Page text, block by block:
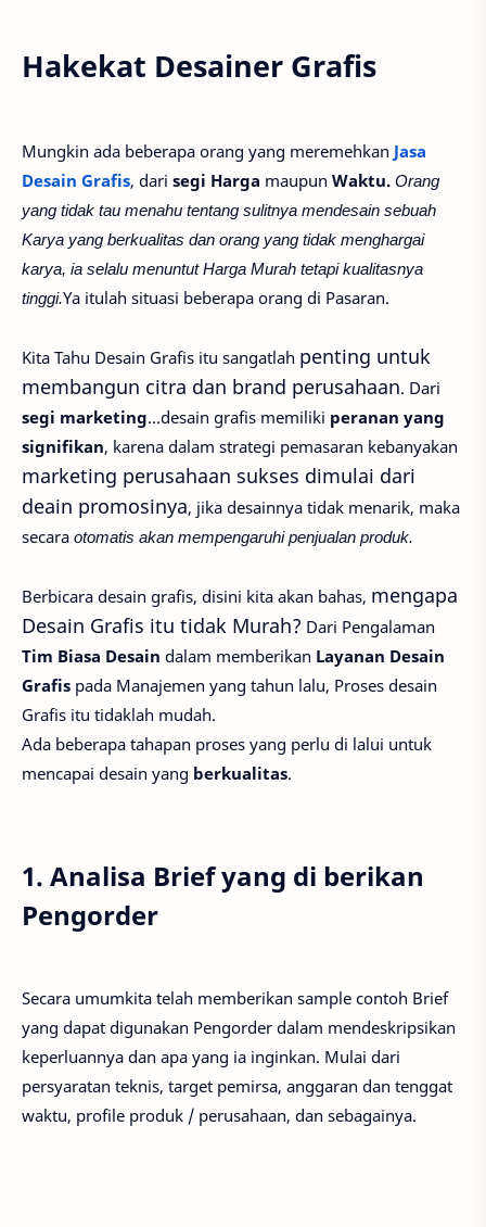
Hakekat Desainer Grafis
Mungkin ada beberapa orang yang meremehkan Jasa
Desain Grafis, dari segi Harga maupun Waktu. Orang
yang tidak tau menahu tentang sulitnya mendesain sebuah
Karya yang berkualitas dan orang yang tidak menghargai
karya, ia selalu menuntut Harga Murah tetapi kualitasnya
tinggi.Ya itulah situasi beberapa orang di Pasaran.
Kita Tahu Desain Grafis itu sangatlah penting untuk
membangun citra dan brand perusahaan. Dari
segi marketing...desain grafis memiliki peranan yang
signifikan, karena dalam strategi pemasaran kebanyakan
marketing perusahaan sukses dimulai dari
deain promosinya, jika desainnya tidak menarik, maka
secara otomatis akan mempengaruhi penjualan produk.
Berbicara desain grafis, disini kita akan bahas, mengapa
Desain Grafis itu tidak Murah? Dari Pengalaman
Tim Biasa Desain dalam memberikan Layanan Desain
Grafis pada Manajemen yang tahun lalu, Proses desain
Grafis itu tidaklah mudah.
Ada beberapa tahapan proses yang perlu di lalui untuk
mencapai desain yang berkualitas.
1. Analisa Brief yang di berikan
Pengorder
Secara umumkita telah memberikan sample contoh Brief
yang dapat digunakan Pengorder dalam mendeskripsikan
keperluannya dan apa yang ia inginkan. Mulai dari
persyaratan teknis, target pemirsa, anggaran dan tenggat
waktu, profile produk / perusahaan, dan sebagainya.